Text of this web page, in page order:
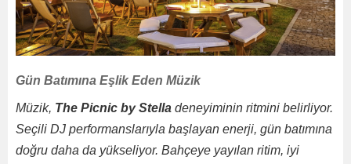
Gün Batımına Eşlik Eden Müzik
Müzik, The Picnic by Stella deneyiminin ritmini belirliyor.
Seçili DJ performanslarıyla başlayan enerji, gün batımına
doğru daha da yükseliyor. Bahçeye yayılan ritim, iyi